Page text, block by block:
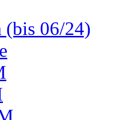
(bis 06/24)